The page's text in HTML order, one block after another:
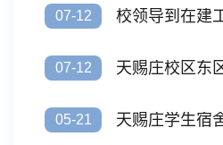
07-12
07-12
05-21